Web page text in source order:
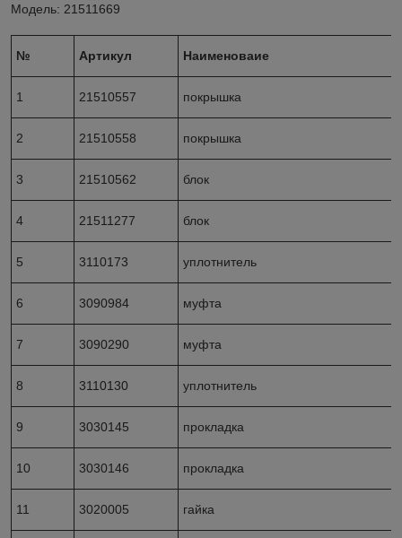
Модель: 21511669
№ Артикул Наименоваие
1 21510557 покрышка
2 21510558 покрышка
3 21510562 блок
4 21511277 блок
5 3110173 уплотнитель
6 3090984 муфта
7 3090290 муфта
8 3110130 уплотнитель
9 3030145 прокладка
10 3030146 прокладка
11 3020005 гайка